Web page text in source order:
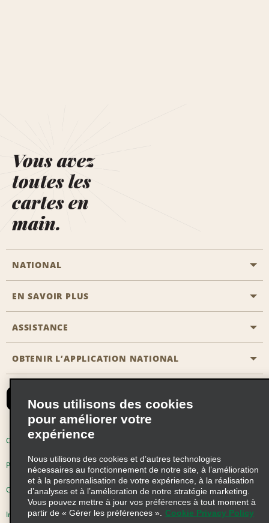
Vous avez
toutes les
cartes en
main.
NATIONAL
Passer une réservation
Solutions pour les professionnels
EN SAVOIR PLUS
Carrière
ASSISTANCE
Accessibilité
Nous contacter
Recevoir des offres par email
OBTENIR L’APPLICATION NATIONAL
Conditions d’utilisation
Politique d’utilisation des cookies
Choix de confidentialité
Information précontractuelle
Nous utilisons des cookies
pour améliorer votre
expérience
Nous utilisons des cookies et d’autres technologies
nécessaires au fonctionnement de notre site, à l’amélioration
et à la personnalisation de votre expérience, à la réalisation
d’analyses et à l’amélioration de notre stratégie marketing.
Vous pouvez mettre à jour vos préférences à tout moment à
partir de « Gérer les préférences ».
Cookie Privacy Policy